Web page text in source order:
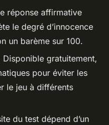
réponse affirmative
le degré d’innocence
un barème sur 100.
Disponible gratuitement,
pour éviter les
le jeu à différents
du test dépend d’un